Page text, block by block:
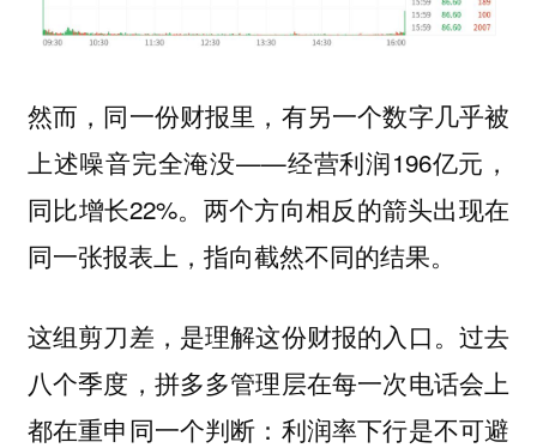
然而，同一份财报里，有另一个数字几乎被
上述噪音完全淹没——经营利润196亿元，
同比增长22%。两个方向相反的箭头出现在
同一张报表上，指向截然不同的结果。
这组剪刀差，是理解这份财报的入口。过去
八个季度，拼多多管理层在每一次电话会上
都在重申同一个判断：利润率下行是不可避